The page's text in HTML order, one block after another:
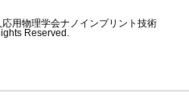
用物理学会ナノインプリント技術
Reserved.